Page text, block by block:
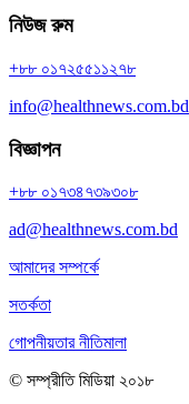
নিউজ রুম
+৮৮ ০১৭২৫৫১১২৭৮
info@healthnews.com.bd
বিজ্ঞাপন
+৮৮ ০১৭৩৪৭৩৯৩০৮
ad@healthnews.com.bd
আমাদের সম্পর্কে
সতর্কতা
গোপনীয়তার নীতিমালা
© সম্প্রীতি মিডিয়া ২০১৮